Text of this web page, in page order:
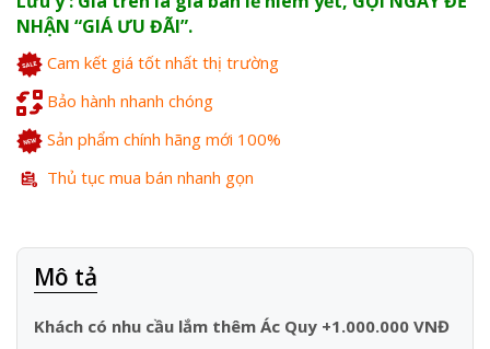
NHẬN “GIÁ ƯU ĐÃI”.
Cam kết giá tốt nhất thị trường
Bảo hành nhanh chóng
Sản phẩm chính hãng mới 100%
Thủ tục mua bán nhanh gọn
Mô tả
Khách có nhu cầu lắm thêm Ác Quy +1.000.000 VNĐ